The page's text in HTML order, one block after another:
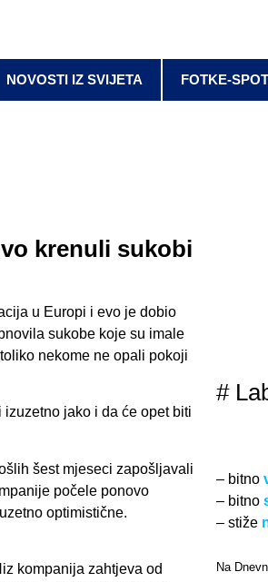
NOVOSTI IZ SVIJETA FOTKE-
krenuli sukobi
u Europi i evo je dobio
sukobe koje su imale
nekome ne opali pokoji
jako i da će opet biti
šest mjeseci zapošljavali
počele ponovo
optimistične.
kompanija zahtjeva od
#
– bitno
– bitno
– stiže
Na